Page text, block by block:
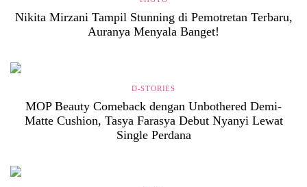
Nikita Mirzani Tampil Stunning di Pemotretan Terbaru,
Auranya Menyala Banget!
D-STORIES
MOP Beauty Comeback dengan Unbothered Demi-
Matte Cushion, Tasya Farasya Debut Nyanyi Lewat
Single Perdana